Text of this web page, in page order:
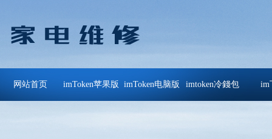
网站首页 imToken苹果版 imToken电脑版 imtoken冷錢包 im